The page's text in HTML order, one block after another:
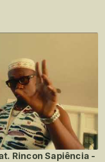
Rincon Sapiência -